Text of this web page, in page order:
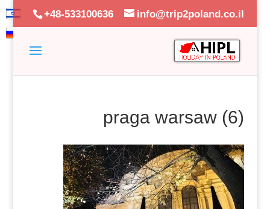
+48-533100636 info@trip2poland.co.il
praga warsaw (6)